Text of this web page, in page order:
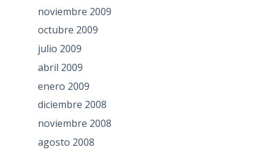
noviembre 2009
octubre 2009
julio 2009
abril 2009
enero 2009
diciembre 2008
noviembre 2008
agosto 2008